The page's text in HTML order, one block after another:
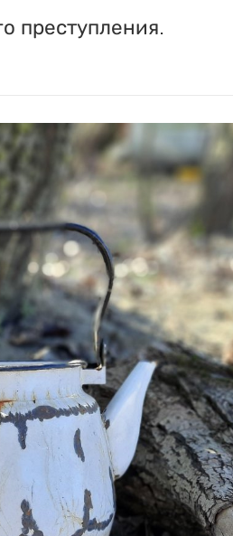
преступления.